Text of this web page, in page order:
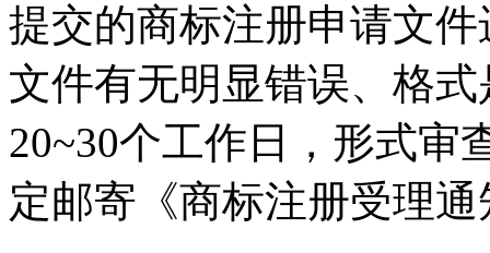
提交的商标注册申请文
文件有无明显错误、格
20~30个工作日，形式审
定邮寄《商标注册受理